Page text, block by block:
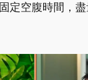
定空腹時間，